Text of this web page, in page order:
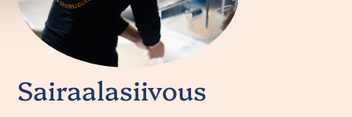
Sairaalasiivous